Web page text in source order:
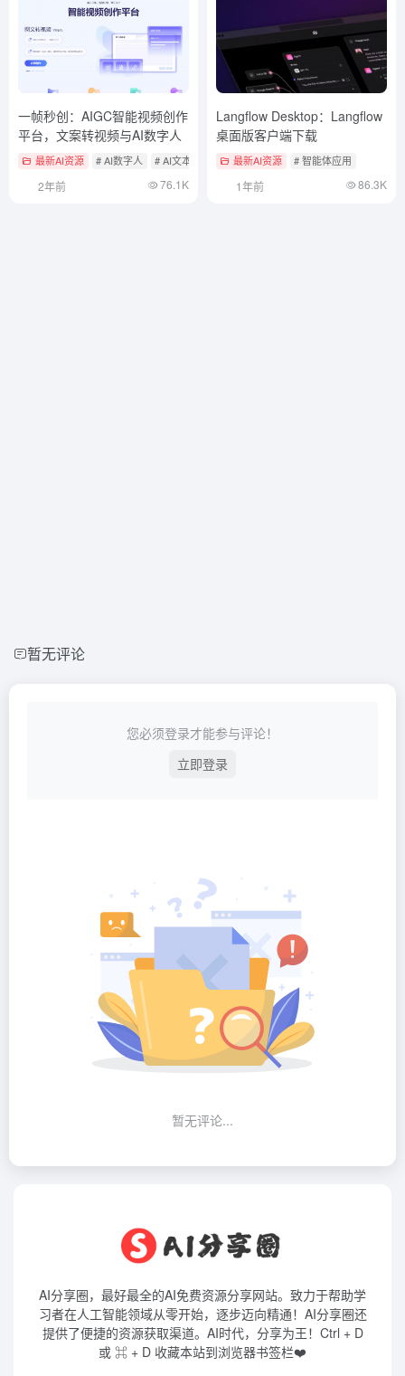
一帧秒创：AIGC智能视频创作
平台，文案转视频与AI数字人
最新AI资源 # AI数字人 # AI文本转视频 # AI营销
2年前 76.1K
Langflow Desktop：Langflow
桌面版客户端下载
最新AI资源 # 智能体应用
1年前 86.3K
暂无评论
您必须登录才能参与评论！
立即登录
暂无评论...
AI分享圈，最好最全的AI免费资源分享网站。致力于帮助学
习者在人工智能领域从零开始，逐步迈向精通！AI分享圈还
提供了便捷的资源获取渠道。AI时代，分享为王！Ctrl + D
或 ⌘ + D 收藏本站到浏览器书签栏❤️